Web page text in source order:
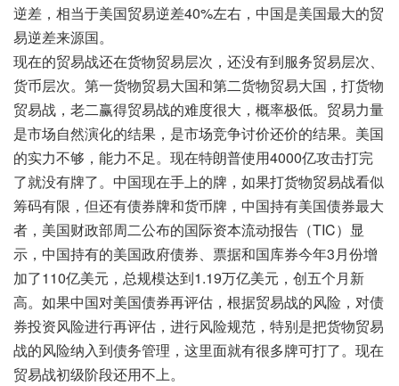
逆差，相当于美国贸易逆差40%左右，中国是美国最大的贸
易逆差来源国。
现在的贸易战还在货物贸易层次，还没有到服务贸易层次、
货币层次。第一货物贸易大国和第二货物贸易大国，打货物
贸易战，老二赢得贸易战的难度很大，概率极低。贸易力量
是市场自然演化的结果，是市场竞争讨价还价的结果。美国
的实力不够，能力不足。现在特朗普使用4000亿攻击打完
了就没有牌了。中国现在手上的牌，如果打货物贸易战看似
筹码有限，但还有债券牌和货币牌，中国持有美国债券最大
者，美国财政部周二公布的国际资本流动报告（TIC）显
示，中国持有的美国政府债券、票据和国库券今年3月份增
加了110亿美元，总规模达到1.19万亿美元，创五个月新
高。如果中国对美国债券再评估，根据贸易战的风险，对债
券投资风险进行再评估，进行风险规范，特别是把货物贸易
战的风险纳入到债务管理，这里面就有很多牌可打了。现在
贸易战初级阶段还用不上。